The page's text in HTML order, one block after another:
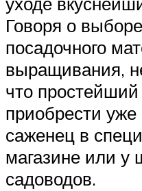
Говоря о
посадочного
выращивания,
что
приобрести
саженец в
магазине или у
садоводов.